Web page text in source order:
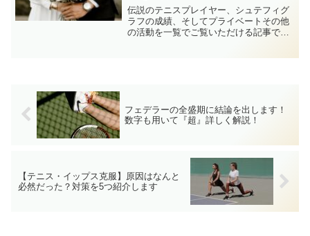
伝説のテニスプレイヤー、シュテフィグ
ラフの成績、そしてプライベートその他
の活動を一覧でご覧いただける記事で
フェデラーの全盛期に結論を出します！
数字も用いて『超』詳しく解説！
【テニス・イップス克服】原因はなんと
必然だった？対策を5つ紹介します